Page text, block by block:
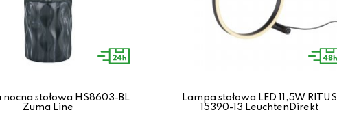
nocna stołowa HS8603-BL
Zuma Line
Lampa stołowa LED 11,5W RITUS
15390-13 LeuchtenDirekt